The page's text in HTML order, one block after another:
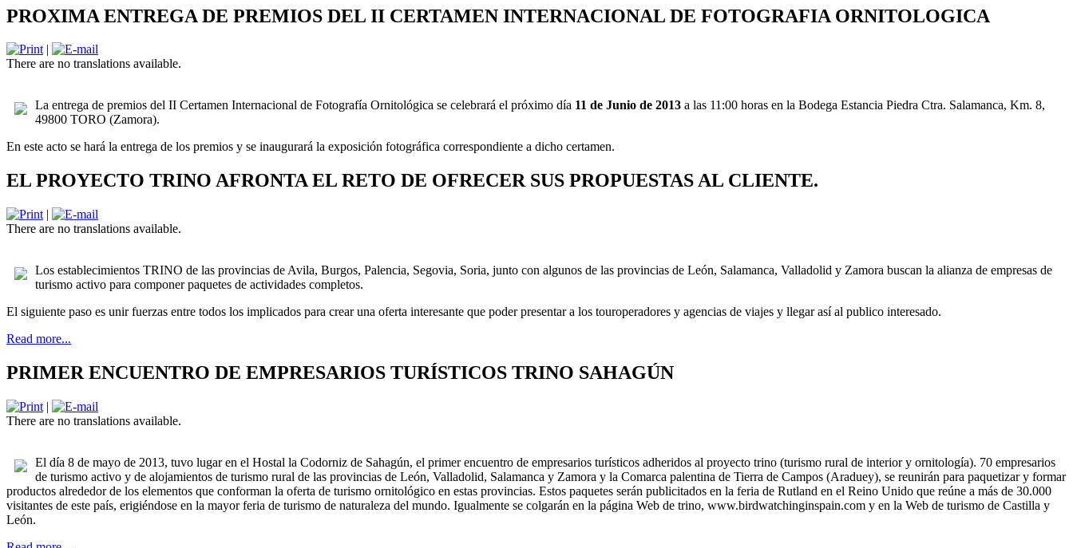
PROXIMA ENTREGA DE PREMIOS DEL II CERTAMEN INTERNACIONAL DE FOTOGRAFIA ORNITOLOGICA
|
There are no translations available.
La entrega de premios del II Certamen Internacional de Fotografía Ornitológica se celebrará el próximo día 11 de Junio de 2013 a las 11:00 horas en la Bodega Estancia Piedra Ctra. Salamanca, Km. 8,
49800 TORO (Zamora).
En este acto se hará la entrega de los premios y se inaugurará la exposición fotográfica correspondiente a dicho certamen.
EL PROYECTO TRINO AFRONTA EL RETO DE OFRECER SUS PROPUESTAS AL CLIENTE.
|
There are no translations available.
Los establecimientos TRINO de las provincias de Avila, Burgos, Palencia, Segovia, Soria, junto con algunos de las provincias de León, Salamanca, Valladolid y Zamora buscan la alianza de empresas de
turismo activo para componer paquetes de actividades completos.
El siguiente paso es unir fuerzas entre todos los implicados para crear una oferta interesante que poder presentar a los touroperadores y agencias de viajes y llegar así al publico interesado.
Read more...
PRIMER ENCUENTRO DE EMPRESARIOS TURÍSTICOS TRINO SAHAGÚN
|
There are no translations available.
El día 8 de mayo de 2013, tuvo lugar en el Hostal la Codorniz de Sahagún, el primer encuentro de empresarios turísticos adheridos al proyecto trino (turismo rural de interior y ornitología). 70 empresarios
de turismo activo y de alojamientos de turismo rural de las provincias de León, Valladolid, Salamanca y Zamora y la Comarca palentina de Tierra de Campos (Araduey), se reunirán para paquetizar y formar
productos alrededor de los elementos que conforman la oferta de turismo ornitológico en estas provincias. Estos paquetes serán publicitados en la feria de Rutland en el Reino Unido que reúne a más de 30.000
visitantes de este país, erigiéndose en la mayor feria de turismo de naturaleza del mundo. Igualmente se colgarán en la página Web de trino, www.birdwatchinginspain.com y en la Web de turismo de Castilla y
León.